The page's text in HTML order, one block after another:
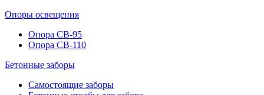
Опоры освещения
Опора СВ-95
Опора СВ-110
Бетонные заборы
Самостоящие заборы